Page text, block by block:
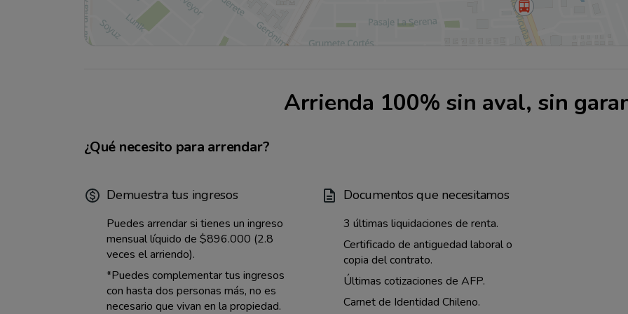
Arrienda 100% sin aval, sin
¿Qué necesito para arrendar?
Demuestra tus ingresos
Puedes arrendar si tienes un ingreso
mensual líquido de $896.000 (2.8
veces el arriendo).
*Puedes complementar tus ingresos
con hasta dos personas más, no es
necesario que vivan en la propiedad.
Documentos que necesitamos
3 últimas liquidaciones de renta.
Certificado de antiguedad laboral o
copia del contrato.
Últimas cotizaciones de AFP.
Carnet de Identidad Chileno.